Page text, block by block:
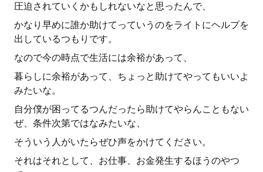
圧迫されていくかもしれないなと思ったんで、
かなり早めに誰か助けてっていうのをライトにヘルプを
出しているつもりです。
なので今の時点で生活には余裕があって、
暮らしに余裕があって、ちょっと助けてやってもいいよ
みたいな。
自分僕が困ってるつんだったら助けてやらんこともない
ぜ、条件次第ではなみたいな、
そういう人がいたらぜひ声をかけてください。
それはそれとして、お仕事、お金発生するほうのやつ